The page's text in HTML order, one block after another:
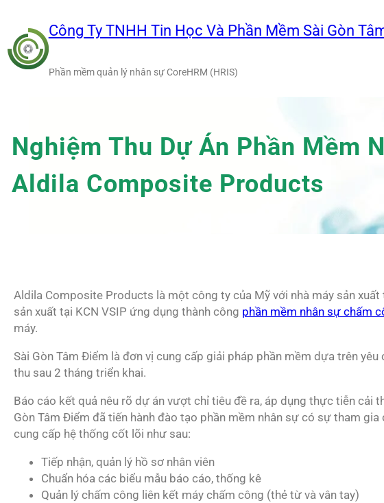
phần
nội
dung
Công Ty TNHH Tin Học Và Phần Mềm Sài Gòn
Phần mềm quản lý nhân sự CoreHRM (HRIS)
Nghiệm Thu Dự Án Phần Mềm
Aldila Composite Products
Aldila Composite Products là một công ty của Mỹ với nhà máy sản
sản xuất tại KCN VSIP ứng dụng thành công phần mềm nhân sự chấm
máy.
Sài Gòn Tâm Điểm là đơn vị cung cấp giải pháp phần mềm dựa trên
thu sau 2 tháng triển khai.
Báo cáo kết quả nêu rõ dự án vượt chỉ tiêu đề ra, áp dụng thực tiễn cải
Gòn Tâm Điểm đã tiến hành đào tạo phần mềm nhân sự có sự tham gia
cung cấp hệ thống cốt lõi như sau:
Tiếp nhận, quản lý hồ sơ nhân viên
Chuẩn hóa các biểu mẫu báo cáo, thống kê
Quản lý chấm công liên kết máy chấm công (thẻ từ và vân tay)